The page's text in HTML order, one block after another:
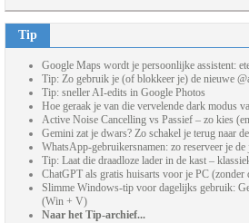
Tip
Google Maps wordt je persoonlijke assistent:
Tip: Zo gebruik je (of blokkeer je) de nieuwe
Tip: sneller AI-edits in Google Photos
Hoe geraak je van die vervelende dark modus
Active Noise Cancelling vs Passief – zo kies
Gemini zat je dwars? Zo schakel je terug naar
WhatsApp-gebruikersnamen: zo reserveer je
Tip: Laat die draadloze lader in de kast –
ChatGPT als gratis huisarts voor je PC
Slimme Windows-tip voor dagelijks gebruik:
(Win + V)
Naar het Tip-archief...